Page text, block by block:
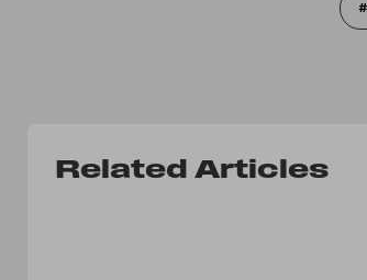
Related Articles